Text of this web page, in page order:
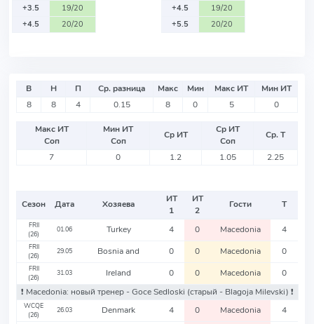
+3.5
19/20
+4.5
20/20
+4.5
19/20
+5.5
20/20
В Н П Ср. разница Макс Мин Макс ИТ
Мин ИТ
8
8 4 0.15 8 0 5 0
Макс ИТ
Соп
Мин ИТ
Соп
Ср ИТ
Ср ИТ
Соп
Ср. Т
7
0 1.2 1.05 2.25
Сезон Дата Хозяева
ИТ
1
ИТ
2
Гости Т
FRII
(26)
01.06 Turkey 4 0 Macedonia 4
FRII
(26)
29.05 Bosnia and 0 0 Macedonia 0
FRII
(26)
31.03 Ireland 0 0 Macedonia
0
❗️ Macedonia: новый тренер - Goce Sedloski (старый - Blagoja Milevski) ❗️
WCQE
(26)
26.03 Denmark 4 0 Macedonia 4